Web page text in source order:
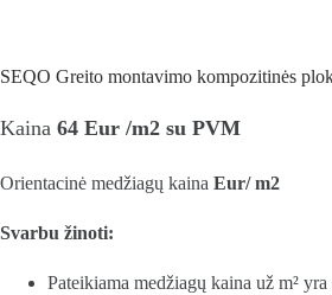
SEQO Greito montavimo kompozitinės
Kaina 64 Eur /m2 su PVM
Orientacinė medžiagų kaina Eur/ m2
Svarbu žinoti:
Pateikiama medžiagų kaina už m² yra